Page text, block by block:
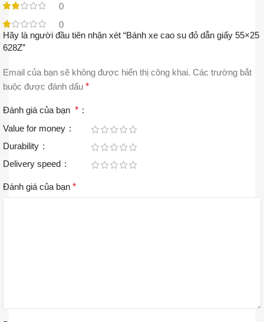
0
0
Hãy là người đầu tiên nhận xét “Bánh xe cao su đỏ dẫn giấy 55×25
628Z”
Email của bạn sẽ không được hiển thị công khai. Các trường bắt
buộc được đánh dấu *
Đánh giá của bạn *
Value for money
Durability
Delivery speed
Đánh giá của bạn *